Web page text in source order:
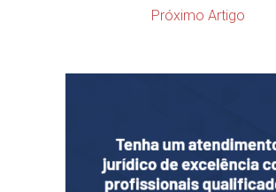
Próximo Artigo